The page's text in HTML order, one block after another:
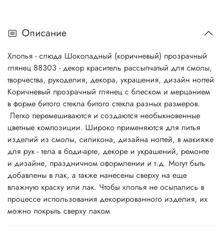
Описание
Хлопья - слюда Шоколадный (коричневый) прозрачный
глянец 88303 - декор краситель рассыпчатый для смолы,
творчества, рукоделия, декора, украшения, дизайн ногтей
Коричневый прозрачный глянец с блеском и мерцанием
в форме битого стекла битого стекла разных размеров.
Легко перемешиваются и создаются необыкновенные
цветные композиции. Широко применяются для литья
изделий из смолы, силикона, дизайна ногтей, в макияже
для рук - тела в боди-арте, декоре и украшений, ремонте
и дизайне, праздничном оформлении и т.д. Могут быть
добавлены в лак, а также нанесены сверху на еще
влажную краску или лак. Чтобы хлопья не осыпались в
процессе использования декорированного изделия, их
можно покрыть сверху лаком